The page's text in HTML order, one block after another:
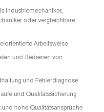
Industriemechaniker,
oder vergleichbare
Arbeitsweise
und Bedienen von
und Fehlerdiagnose
und Qualitätssicherung
und hohe Qualitätsansprüche